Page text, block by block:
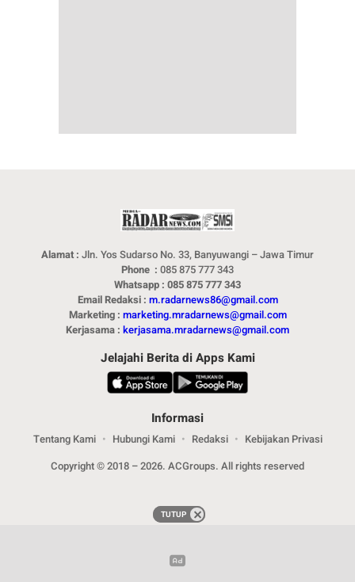
Alamat : Jln. Yos Sudarso No. 33, Banyuwangi – Jawa Timur
Phone : 085 875 777 343
Whatsapp : 085 875 777 343
Email Redaksi : m.radarnews86@gmail.com
Marketing : marketing.mradarnews@gmail.com
Kerjasama : kerjasama.mradarnews@gmail.com
Jelajahi Berita di Apps Kami
Informasi
Tentang Kami Hubungi Kami Redaksi
Kebijakan Privasi
Copyright © 2018 – 2026. ACGroups. All rights reserved
TUTUP
TUTUP